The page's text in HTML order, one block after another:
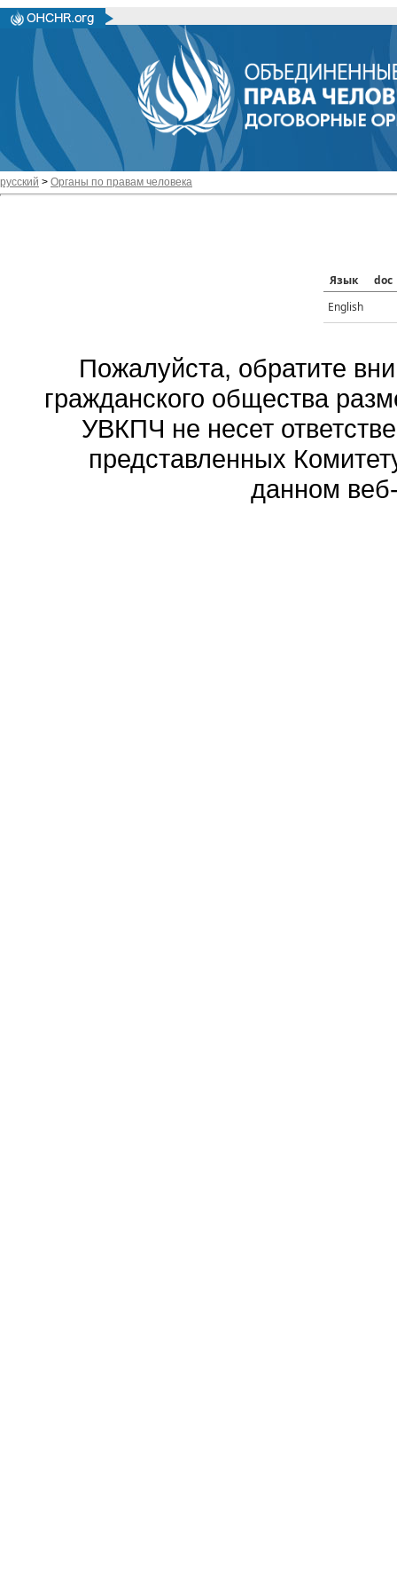
русский > Органы по правам человека
Язык
doc
English
Пожалуйста, обратите
гражданского общества
УВКПЧ не несет
представленных
данном